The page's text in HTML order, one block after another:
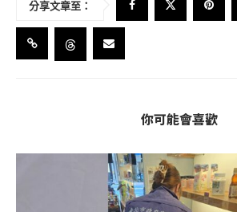
分享文章至：
你可能會喜歡